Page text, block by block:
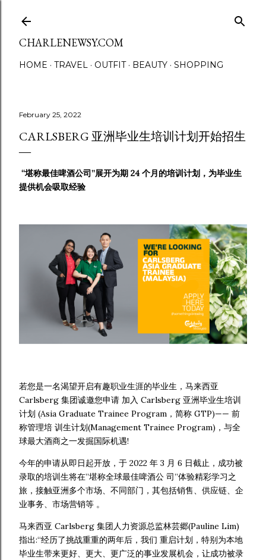
CHARLENEWSY.COM
HOME TRAVEL OUTFIT BEAUTY SHOPPING
February 25, 2022
CARLSBERG 亚洲毕业生培训计划开始招生
“堪称最佳啤酒公司”展开为期 24 个月的培训计划，为毕业生
提供机会吸取经验
若您是一名渴望开启有趣职业生涯的毕业生，马来西亚
Carlsberg 集团诚邀您申请 加入 Carlsberg 亚洲毕业生培训
计划 (Asia Graduate Trainee Program，简称 GTP)—— 前
称管理培 训生计划(Management Trainee Program)，与全
球最大酒商之一发掘国际机遇!
今年的申请从即日起开放，于 2022 年 3 月 6 日截止，成功被
录取的培训生将在”堪称全球最佳啤酒公 司”体验精彩学习之
旅，接触亚洲多个市场、不同部门，其包括销售、供应链、企
业事务、市场营销等 。
马来西亚 Carlsberg 集团人力资源总监林芸郷(Pauline Lim)
指出:“经历了挑战重重的两年后，我们 重启计划，特别为本地
毕业生带来更好、更大、更广泛的事业发展机会，让成功被录